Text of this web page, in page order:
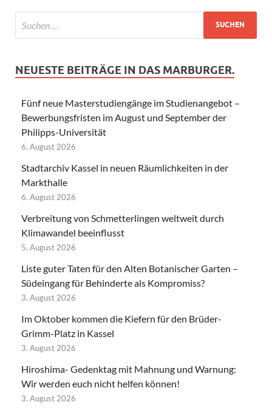
NEUESTE BEITRÄGE IN DAS MARBURGER.
Fünf neue Masterstudiengänge im Studienangebot –
Bewerbungsfristen im August und September der
Philipps-Universität
6. August 2026
Stadtarchiv Kassel in neuen Räumlichkeiten in der
Markthalle
6. August 2026
Verbreitung von Schmetterlingen weltweit durch
Klimawandel beeinflusst
5. August 2026
Liste guter Taten für den Alten Botanischer Garten –
Südeingang für Behinderte als Kompromiss?
3. August 2026
Im Oktober kommen die Kiefern für den Brüder-
Grimm-Platz in Kassel
3. August 2026
Hiroshima- Gedenktag mit Mahnung und Warnung:
Wir werden euch nicht helfen können!
3. August 2026